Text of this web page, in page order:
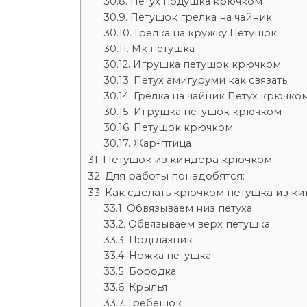
Петушок грелка на чайник
Грелка на кружку Петушок
Мк петушка
Игрушка петушок крючком
Петух амигуруми как связать
Грелка на чайник Петух
Игрушка петушок крючком
Петушок крючком
Жар-птица
Петушок из киндера крючком
Для работы понадобятся:
Как сделать крючком петушка из
Обвязываем низ петуха
Обвязываем верх петушка
Подглазник
Ножка петушка
Бородка
Крылья
Гребешок